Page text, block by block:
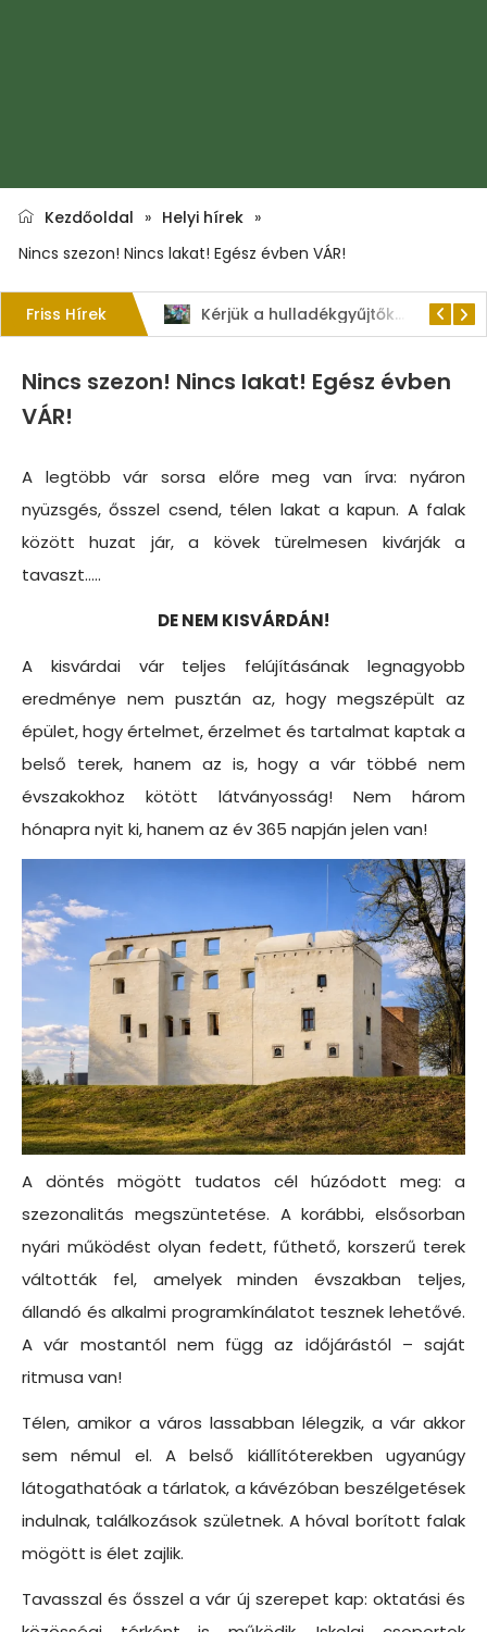
Kezdőoldal » Helyi hírek »
Nincs szezon! Nincs lakat! Egész évben VÁR!
Friss Hírek Kérjük a hulladékgyűjtők rendeltetésszerű használatát!
Nincs szezon! Nincs lakat! Egész évben
VÁR!
A legtöbb vár sorsa előre meg van írva: nyáron
nyüzsgés, ősszel csend, télen lakat a kapun. A falak
között huzat jár, a kövek türelmesen kivárják a
tavaszt…..
DE NEM KISVÁRDÁN!
A kisvárdai vár teljes felújításának legnagyobb
eredménye nem pusztán az, hogy megszépült az
épület, hogy értelmet, érzelmet és tartalmat kaptak a
belső terek, hanem az is, hogy a vár többé nem
évszakokhoz kötött látványosság! Nem három
hónapra nyit ki, hanem az év 365 napján jelen van!
A döntés mögött tudatos cél húzódott meg: a
szezonalitás megszüntetése. A korábbi, elsősorban
nyári működést olyan fedett, fűthető, korszerű terek
váltották fel, amelyek minden évszakban teljes,
állandó és alkalmi programkínálatot tesznek lehetővé.
A vár mostantól nem függ az időjárástól – saját
ritmusa van!
Télen, amikor a város lassabban lélegzik, a vár akkor
sem némul el. A belső kiállítóterekben ugyanúgy
látogathatóak a tárlatok, a kávézóban beszélgetések
indulnak, találkozások születnek. A hóval borított falak
mögött is élet zajlik.
Tavasszal és ősszel a vár új szerepet kap: oktatási és